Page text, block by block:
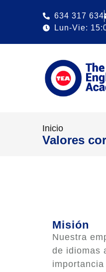
634 317 634
Lun-Vie:
Inicio
Valores
Misión
Nuestra
de idiomas